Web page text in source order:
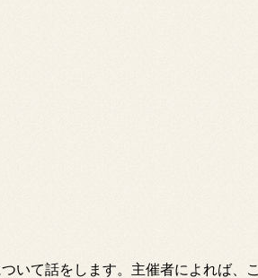
いて話をします。主催者によれば、こ